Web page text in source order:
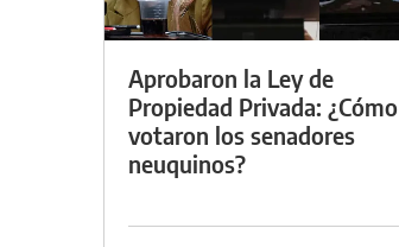
Aprobaron la Ley de
Propiedad Privada: ¿Cómo
votaron los senadores
neuquinos?